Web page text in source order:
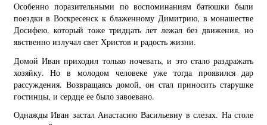
Особенно поразительными по воспоминаниям батюшки были
поездки в Воскресенск к блаженному Димитрию, в монашестве
Досифею, который тоже тридцать лет лежал без движения, но
явственно излучал свет Христов и радость жизни.
Домой Иван приходил только ночевать, и это стало раздражать
хозяйку. Но в молодом человеке уже тогда проявился дар
рассуждения. Возвращаясь домой, он стал приносить старушке
гостинцы, и сердце ее было завоевано.
Однажды Иван застал Анастасию Васильевну в слезах. На столе